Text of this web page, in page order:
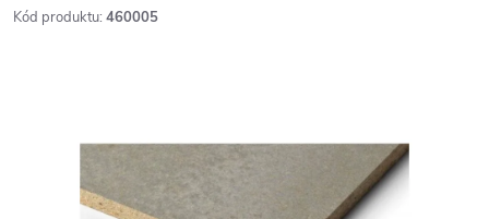
Kód produktu: 460005